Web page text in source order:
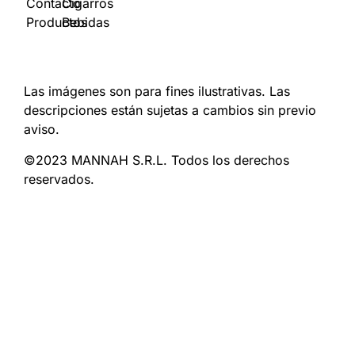
Contacto
Productos
Cigarros
Bebidas
Las imágenes son para fines ilustrativas. Las
descripciones están sujetas a cambios sin previo
aviso.
©2023 MANNAH S.R.L. Todos los derechos
reservados.